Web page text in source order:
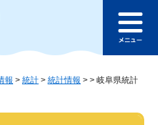
の本文へ
ュ
報 > 統計 > 統計情報 > > 岐阜県統計